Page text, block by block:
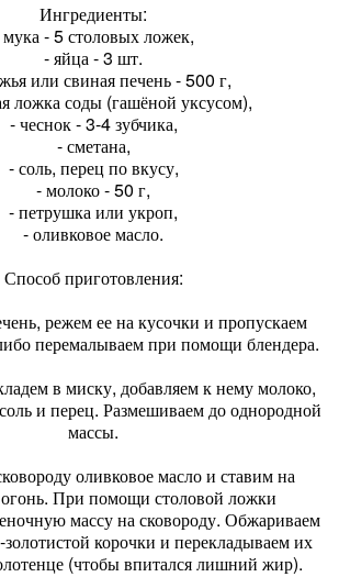
Ингредиенты:
- 5 столовых ложек,
- яйца - 3 шт.
или свиная печень - 500 г,
ложка соды (гашёной уксусом),
- чеснок - 3-4 зубчика,
- сметана,
- соль, перец по вкусу,
- молоко - 50 г,
- петрушка или укроп,
- оливковое масло.
Способ приготовления:
режем ее на кусочки и пропускаем
перемалываем при помощи блендера.
в миску, добавляем к нему молоко,
и перец. Размешиваем до однородной
массы.
оливковое масло и ставим на
При помощи столовой ложки
массу на сковороду. Обжариваем
корочки и перекладываем их
(чтобы впитался лишний жир).